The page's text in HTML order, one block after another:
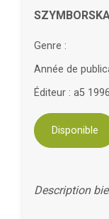
Genre :
Année de
Éditeur : a5 1996
Disponible
Description